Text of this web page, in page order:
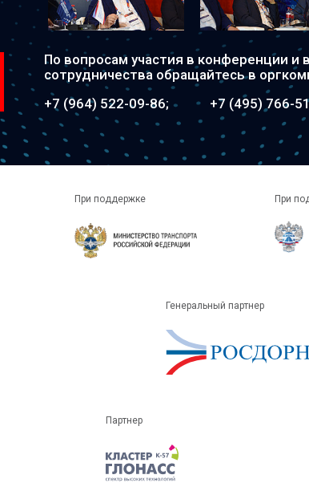
По вопросам участия в конференции и
сотрудничества обращайтесь в
+7 (964) 522-09-86
+7 (495) 766-
При поддержке При
Генеральный партнер
Партнер